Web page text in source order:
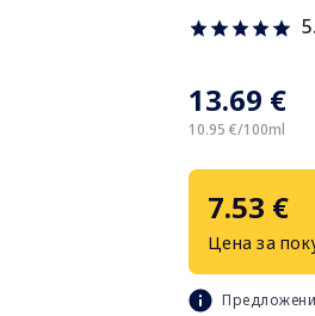
13.69 €
10.95 €/100ml
7.53 €
Цена за